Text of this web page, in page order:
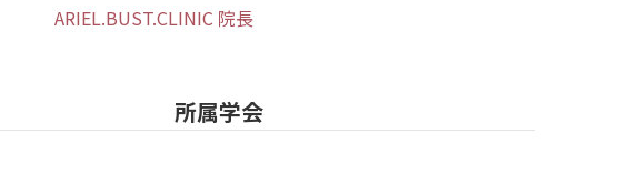
ARIEL.BUST.CLINIC 院長
所属学会